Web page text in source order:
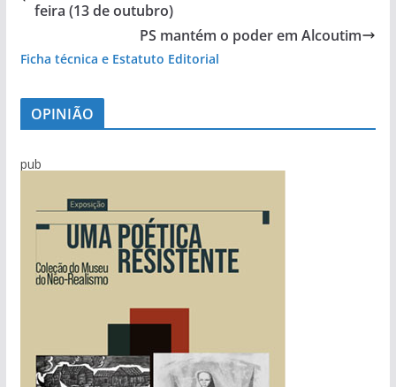
feira (13 de outubro)
PS mantém o poder em Alcoutim
Ficha técnica e Estatuto Editorial
OPINIÃO
pub